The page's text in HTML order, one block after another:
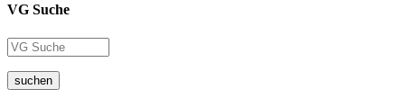
VG Suche
suchen